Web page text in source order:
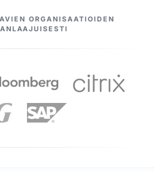
ORGANISAATIOIDEN